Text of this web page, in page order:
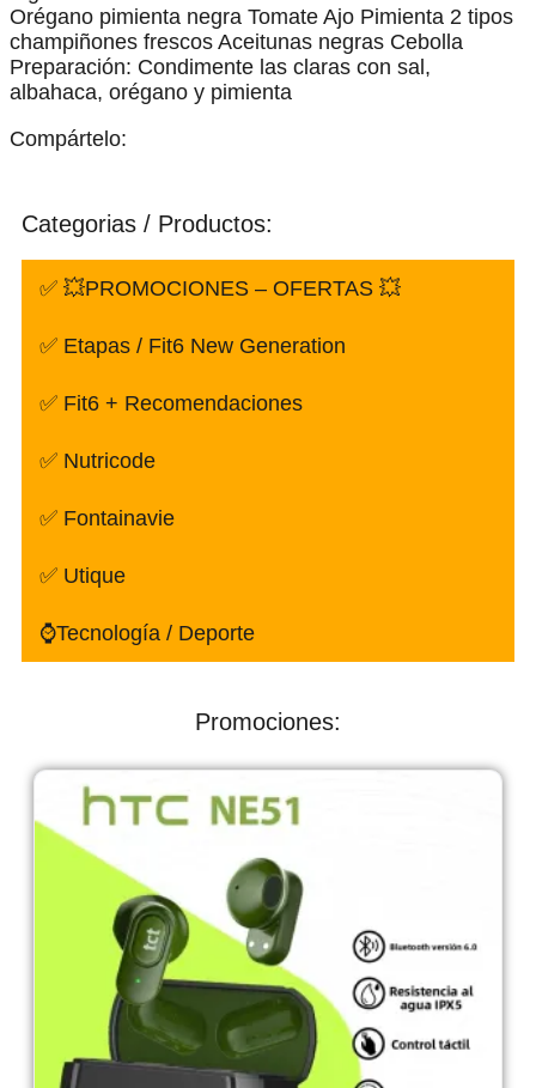
Orégano pimienta negra Tomate Ajo Pimienta 2 tipos
champiñones frescos Aceitunas negras Cebolla
Preparación: Condimente las claras con sal,
albahaca, orégano y pimienta
Compártelo:
Categorias / Productos:
✅ 💥PROMOCIONES – OFERTAS 💥
✅ Etapas / Fit6 New Generation
✅ Fit6 + Recomendaciones
✅ Nutricode
✅ Fontainavie
✅ Utique
⌚Tecnología / Deporte
Promociones: